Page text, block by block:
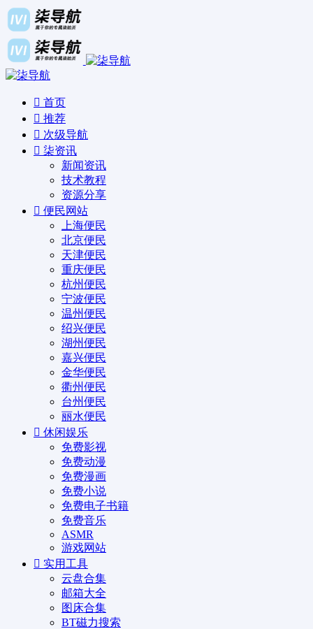
首页
推荐
次级导航
柒资讯
新闻资讯
技术教程
资源分享
便民网站
上海便民
北京便民
天津便民
重庆便民
杭州便民
宁波便民
温州便民
绍兴便民
湖州便民
嘉兴便民
金华便民
衢州便民
台州便民
丽水便民
休闲娱乐
免费影视
免费动漫
免费漫画
免费小说
免费电子书籍
免费音乐
ASMR
游戏网站
实用工具
云盘合集
邮箱大全
图床合集
BT磁力搜索